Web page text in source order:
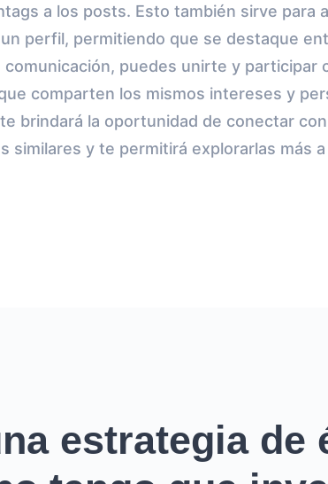
a los posts. Esto también sirve para
perfil, permitiendo que se destaque
puedes unirte y participar
comparten los mismos intereses y
brindará la oportunidad de conectar
similares y te permitirá explorarlas más
estrategia de